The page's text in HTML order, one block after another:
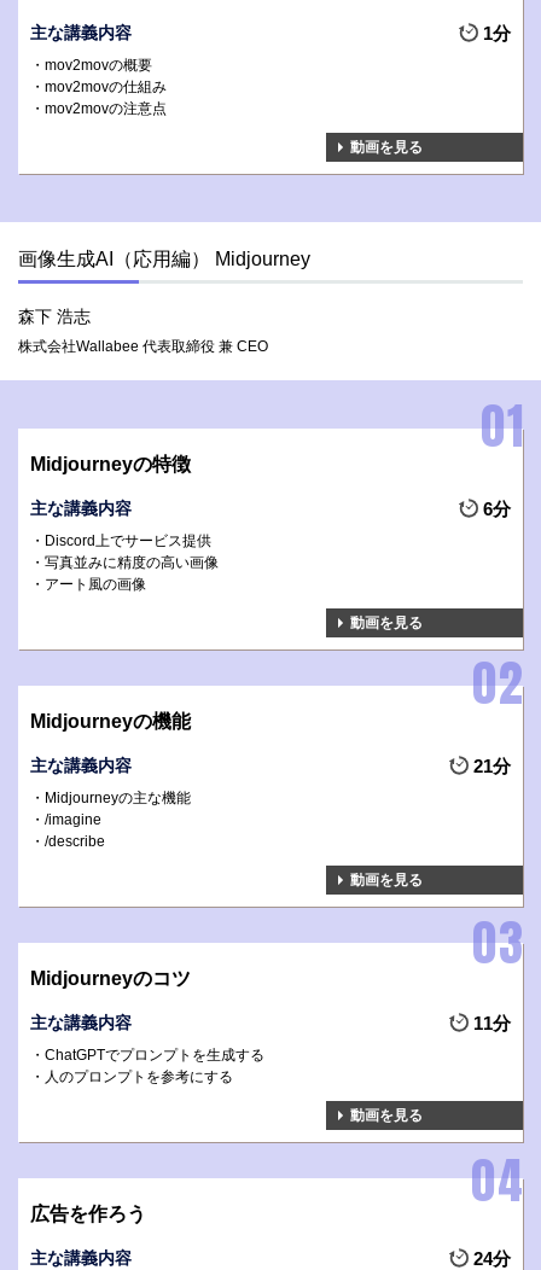
主な講義内容 1分
mov2movの概要
mov2movの仕組み
mov2movの注意点
動画を見る
画像生成AI（応用編） Midjourney
森下 浩志
株式会社Wallabee 代表取締役 兼 CEO
Midjourneyの特徴
主な講義内容 6分
Discord上でサービス提供
写真並みに精度の高い画像
アート風の画像
動画を見る
Midjourneyの機能
主な講義内容 21分
Midjourneyの主な機能
/imagine
/describe
動画を見る
Midjourneyのコツ
主な講義内容 11分
ChatGPTでプロンプトを生成する
人のプロンプトを参考にする
動画を見る
広告を作ろう
主な講義内容 24分